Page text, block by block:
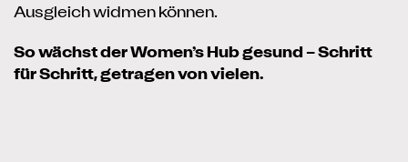
Ausgleich widmen können.
So wächst der Women’s Hub gesund – Schritt
für Schritt, getragen von vielen.